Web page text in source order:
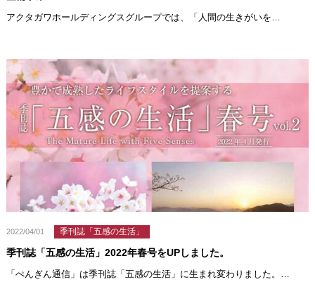
アクタガワホールディングスグループでは、「人間の生きがいを…
2022/04/01 季刊誌「五感の生活」
季刊誌「五感の生活」2022年春号をUPしました。
「ぺんぎん通信」は季刊誌「五感の生活」に生まれ変わりました。…